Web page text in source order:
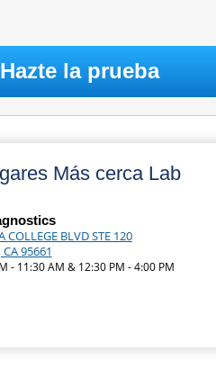
Hazte la prueba
Más cerca Lab
COLLEGE BLVD STE 120
CA 95661
- 11:30 AM & 12:30 PM - 4:00 PM